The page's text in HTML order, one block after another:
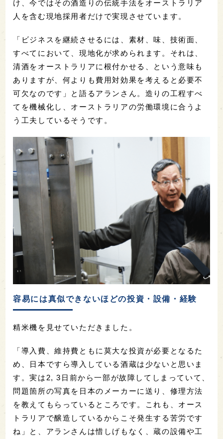
け、今ではその酒造りの伝統手法をオーストラリア
人を含む現地採用者だけで実現させています。
「ビジネスを継続させるには、素材、味、技術面、
すべてにおいて、現地化が求められます。それは、
清酒をオーストラリアに根付かせる、という意味も
ありますが、何よりも費用対効果を考えると必要不
可欠なのです」と語るアランさん。造りの工程すべ
てを機械化し、オーストラリアの労働環境に合うよ
う工夫しているそうです。
容易には真似できないほどの投資・設備・経験
精米機を見せていただきました。
「導入費、維持費ともに莫大な投資が必要となるた
め、日本ですら導入している酒蔵は少ないと思いま
す。実は2, 3日前から一部が故障してしまっていて、
問題箇所の写真を日本のメーカーに送り、修理方法
を教えてもらっているところです。これも、オース
トラリアで醸造しているからこそ発生する苦労です
ね」と、アランさんは惜しげもなく、蔵の設備や工